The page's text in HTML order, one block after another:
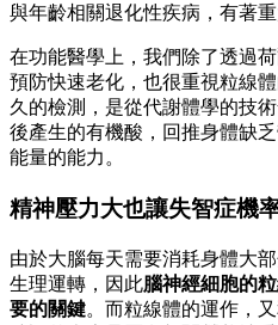
與年齡相關退化性疾病，有著重
在功能醫學上，我們除了透過
預防快速老化，也很重視粒線
久的檢測，是從代謝體學的技
後產生的有機酸，回推身體缺
能量的能力。
精神壓力大也讓失智症機
由於大腦每天需要消耗身體大
生理運轉，因此腦神經細胞的
要的關鍵。而粒線體的運作，